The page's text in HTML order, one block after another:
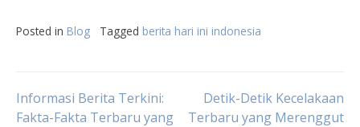
Posted in Blog Tagged berita hari ini indonesia
Post
Informasi Berita Terkini:
Fakta-Fakta Terbaru yang
Detik-Detik Kecelakaan
Terbaru yang Merenggut